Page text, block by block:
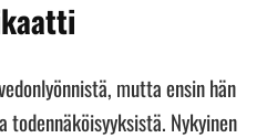
mutta ensin hän
Nykyinen